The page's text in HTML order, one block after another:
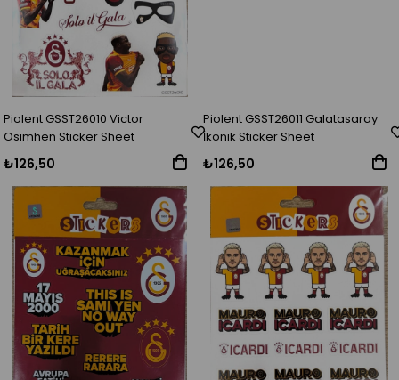
Piolent GSST26010 Victor
Osimhen Sticker Sheet
₺126,50
Piolent GSST26011 Galatasaray
İkonik Sticker Sheet
₺126,50